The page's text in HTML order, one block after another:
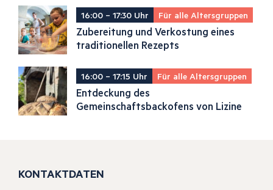
16:00 – 17:30 Uhr Für alle Altersgruppen
Zubereitung und Verkostung eines
traditionellen Rezepts
16:00 – 17:15 Uhr Für alle Altersgruppen
Entdeckung des
Gemeinschaftsbackofens von Lizine
KONTAKTDATEN